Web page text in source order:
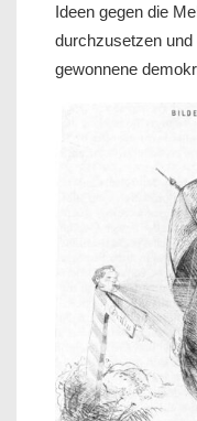
Ideen gegen die
durchzusetzen
gewonnene